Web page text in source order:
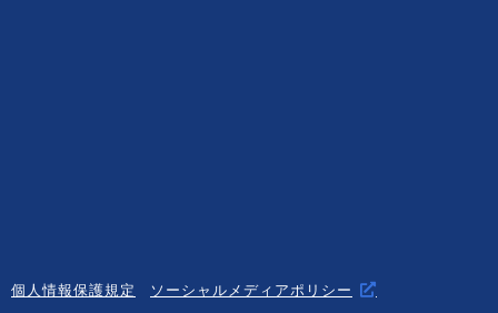
個人情報保護規定 ソーシャルメディアポリシー